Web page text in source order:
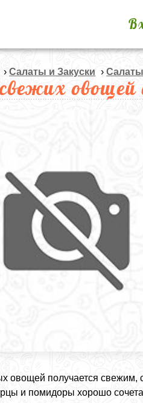
›Салаты и Закуски ›Салаты
овощей получается
и помидоры хорошо